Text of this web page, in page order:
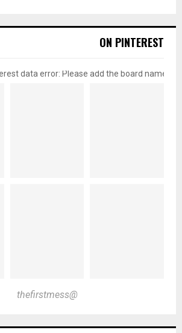
ON PINTEREST
data error: Please add the board name
@thefirstmess